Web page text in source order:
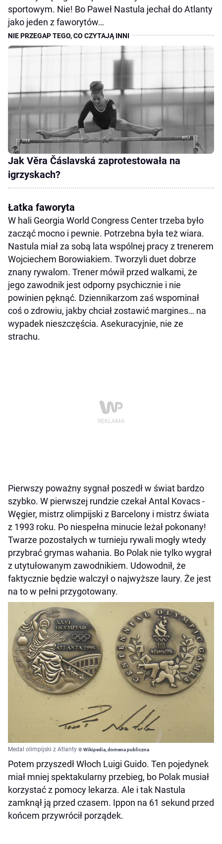
sportowym. Nie! Bo Paweł Nastula jechał do Atlanty
jako jeden z faworytów…
Jak Věra Čáslavská zaprotestowała na
igrzyskach?
Łatka faworyta
W hali Georgia World Congress Center trzeba było
zacząć mocno i pewnie. Potrzebna była też wiara.
Nastula miał za sobą lata wspólnej pracy z trenerem
Wojciechem Borowiakiem. Tworzyli duet dobrze
znany rywalom. Trener mówił przed walkami, że
jego zawodnik jest odporny psychicznie i nie
powinien pęknąć. Dziennikarzom zaś wspominał
coś o zdrowiu, jakby chciał zostawić margines… na
wypadek nieszczęścia. Asekuracyjnie, nie ze
strachu.
Pierwszy poważny sygnał poszedł w świat bardzo
szybko. W pierwszej rundzie czekał Antal Kovacs -
Węgier, mistrz olimpijski z Barcelony i mistrz świata
z 1993 roku. Po niespełna minucie leżał pokonany!
Twarze pozostałych w turnieju rywali mogły wtedy
przybrać grymas wahania. Bo Polak nie tylko wygrał
z utytułowanym zawodnikiem. Udowodnił, że
faktycznie będzie walczył o najwyższe laury. Że jest
na to w pełni przygotowany.
Medal olimpijski z Atlanty © Wikipedia, domena publiczna
Potem przyszedł Włoch Luigi Guido. Ten pojedynek
miał mniej spektakularny przebieg, bo Polak musiał
korzystać z pomocy lekarza. Ale i tak Nastula
zamknął ją przed czasem. Ippon na 61 sekund przed
końcem przywrócił porządek.